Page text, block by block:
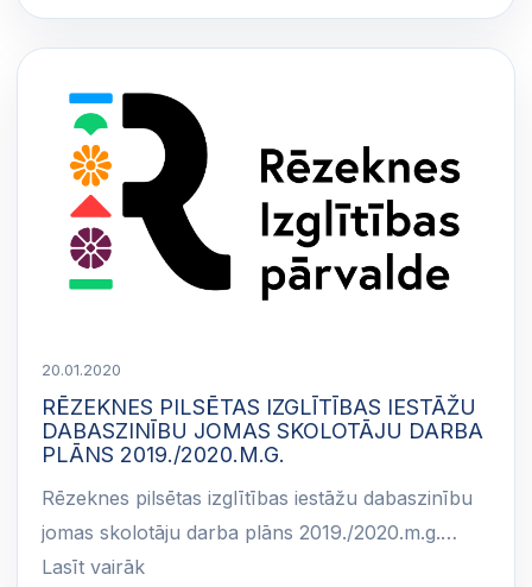
20.01.2020
RĒZEKNES PILSĒTAS IZGLĪTĪBAS IESTĀŽU
DABASZINĪBU JOMAS SKOLOTĀJU DARBA
PLĀNS 2019./2020.M.G.
Rēzeknes pilsētas izglītības iestāžu dabaszinību
jomas skolotāju darba plāns 2019./2020.m.g.…
Lasīt vairāk